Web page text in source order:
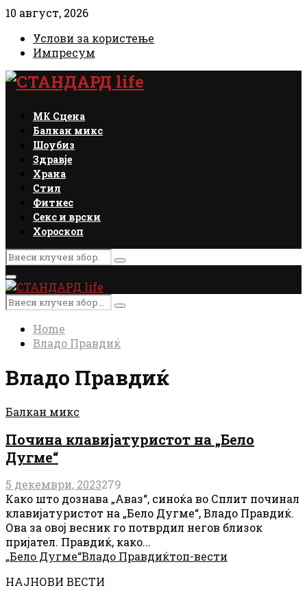
10 август, 2026
Услови за користење
Импресум
Facebook
Instagram
Email
Rss
МК Сцена
Балкан микс
Шоубиз
Здравје
Храна
Стил
Фитнес
Секс и врски
Хороскоп
Search
for:
Search
Primary
Menu
Search
for:
Search
Home
Владо Правдиќ
Владо Правдиќ
Балкан микс
Почина клавијатуристот на „Бело
Дугме“
5 декември, 2023279
Како што дознава „Аваз“, синоќа во Сплит починал
клавијатуристот на „Бело Дугме“, Владо Правдиќ.
Ова за овој весник го потврдил негов близок
пријател. Правдиќ, како...
„Бело Дугме“Владо Правдиќтоп-вести
НАЈНОВИ ВЕСТИ